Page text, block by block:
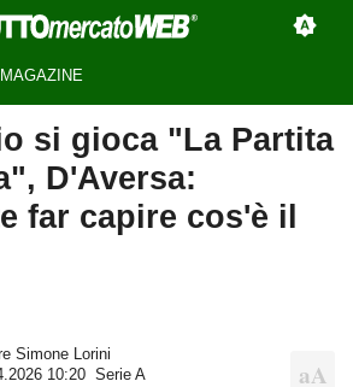
MAGAZINE
si gioca "La Partita
D'Aversa:
far capire cos'è il
Simone Lorini
10:20
Serie A